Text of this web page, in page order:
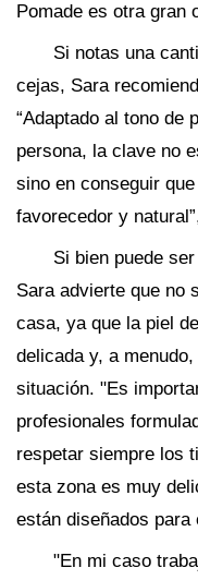
Pomade es otra gran
Si notas una
cejas, Sara
“Adaptado al tono de
persona, la clave no
sino en conseguir
favorecedor y
Si bien puede
Sara advierte que no
casa, ya que la piel
delicada y, a
situación. "Es
profesionales
respetar siempre los
esta zona es muy
están diseñados para
"En mi caso